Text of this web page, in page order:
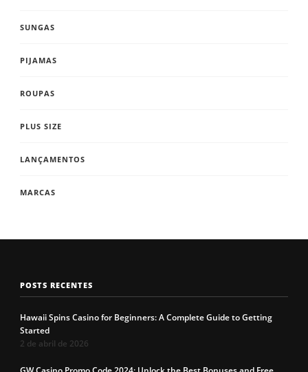
SUNGAS
PIJAMAS
ROUPAS
PLUS SIZE
LANÇAMENTOS
MARCAS
POSTS RECENTES
Hawaii Spins Casino for Beginners: A Complete Guide to Getting
Started
2 de abril de 2026